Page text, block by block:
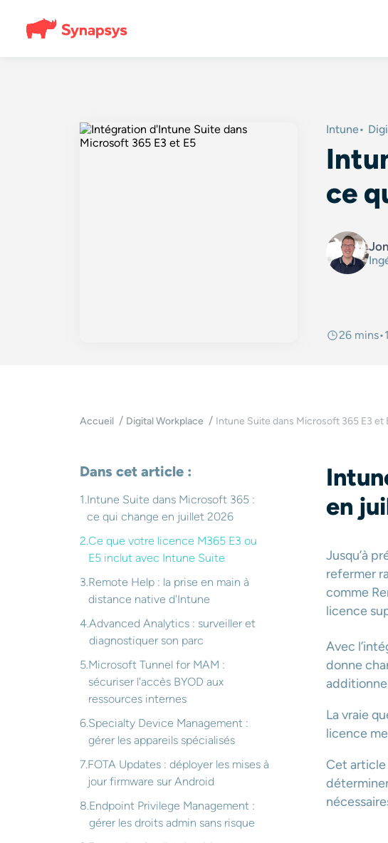
ce
Intune
26 mins•
Accueil Digital Workplace Intune Suite dans Microsoft 365 E3
Dans cet article :
Intune Suite dans Microsoft 365 :
ce qui change en juillet 2026
Ce que votre licence M365 E3 ou
E5 inclut avec Intune Suite
Remote Help : la prise en main à
distance native d'Intune
Advanced Analytics : surveiller et
diagnostiquer son parc
Microsoft Tunnel for MAM :
sécuriser l'accès BYOD aux
ressources internes
Specialty Device Management :
gérer les appareils spécialisés
FOTA Updates : déployer les mises à
jour firmware sur Android
Endpoint Privilege Management :
gérer les droits admin sans risque
en
Jusqu’à
refermer
comme
licence
Avec
donne
La vraie
licence
Cet